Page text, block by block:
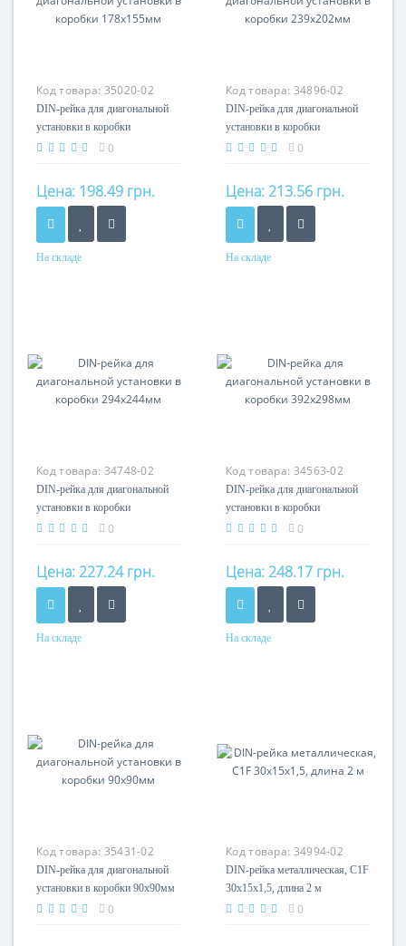
Код товара: 35020-02
DIN-рейка для диагональной
установки в коробки
178х155мм
0
Цена: 198.49 грн.
На складе
Код товара: 34896-02
DIN-рейка для диагональной
установки в коробки
239х202мм
0
Цена: 213.56 грн.
На складе
Код товара: 34748-02
DIN-рейка для диагональной
установки в коробки
294х244мм
0
Цена: 227.24 грн.
На складе
Код товара: 34563-02
DIN-рейка для диагональной
установки в коробки
392х298мм
0
Цена: 248.17 грн.
На складе
Код товара: 35431-02
DIN-рейка для диагональной
установки в коробки 90х90мм
0
Код товара: 34994-02
DIN-рейка металлическая, C1F
30x15x1,5, длина 2 м
0